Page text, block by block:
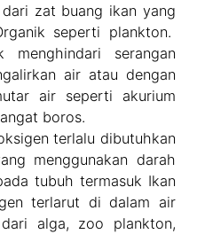
zat buang ikan yang
seperti plankton.
serangan
air atau dengan
air seperti akurium
boros.
terlalu dibutuhkan
menggunakan darah
tubuh termasuk Ikan
terlarut di dalam air
alga, zoo plankton,